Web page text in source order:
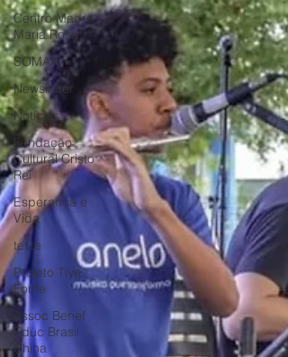
Centro Madre
Maria Rosa
SOMAR
Newsletter
Notícias
Fundação
Cultural Cristo
Rei
Esperança e
Vida
teste
Projeto Tive
Fome
Assoc Benef
Educ Brasil
China